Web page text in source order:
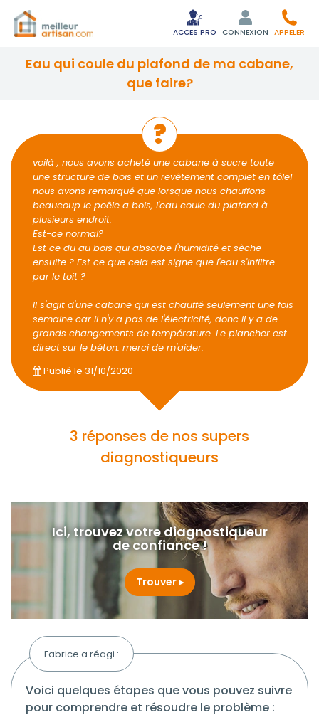
ACCES PRO CONNEXION APPELER
eau qui coule du plafond de ma cabane,
que faire?
voilà , nous avons acheté une cabane à sucre toute
une structure de bois et un revêtement complet en tôle!
nous avons remarqué que lorsque nous chauffons
beaucoup le poêle a bois, l'eau coule du plafond à
plusieurs endroit.
Est-ce normal?
Est ce du au bois qui absorbe l'humidité et sèche
ensuite ? Est ce que cela est signe que l'eau s'infiltre
par le toit ?
Il s'agit d'une cabane qui est chauffé seulement une fois
semaine car il n'y a pas de l'électricité, donc il y a de
grands changements de température. Le plancher est
direct sur le béton. merci de m'aider.
Publié le 31/10/2020
3 réponses de nos supers
diagnostiqueurs
Ici, trouvez votre diagnostiqueur
de confiance !
Trouver
Fabrice a réagi :
voici quelques étapes que vous pouvez suivre
pour comprendre et résoudre le problème :